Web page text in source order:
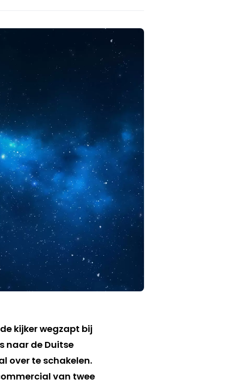
kijker wegzapt bij
naar de Duitse
over te schakelen.
van twee